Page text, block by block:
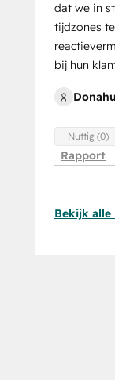
dat we in
tijdzones
bij hun
Nuttig (0)
Rapport
Bekijk alle